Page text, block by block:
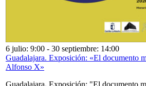
6 julio: 9:00 - 30 septiembre: 14:00
Guadalajara. Exposición: «El documento
Alfonso X»
Guadalajara. Exposición: "El documento